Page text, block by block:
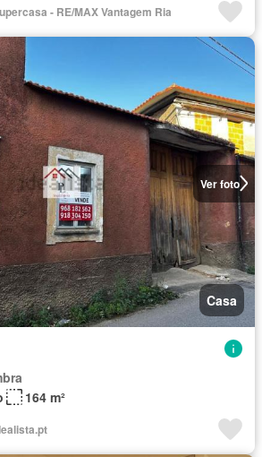
- RE/MAX Vantagem Ria
Ver foto
Casa
164 m²